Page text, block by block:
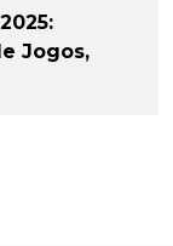
Jogos,